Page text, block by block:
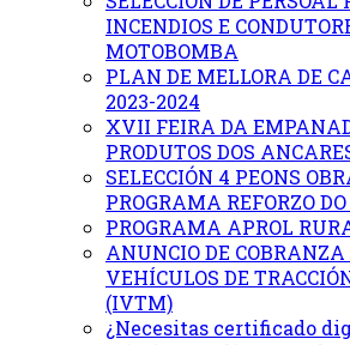
INCENDIOS E
MOTOBOMBA
PLAN DE MELLORA DE
2023-2024
XVII FEIRA DA
PRODUTOS DOS
SELECCIÓN 4 PEONS
PROGRAMA REFORZO
PROGRAMA APROL
ANUNCIO DE COBRANZA
VEHÍCULOS DE
(IVTM)
¿Necesitas certificado